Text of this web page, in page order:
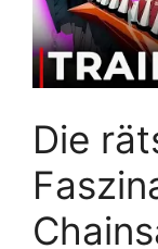
Die